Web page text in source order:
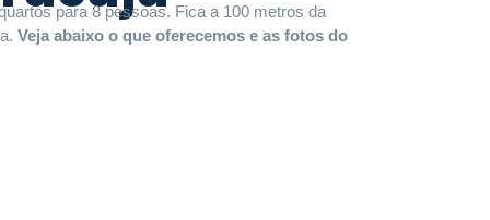
para 8 pessoas. Fica a 100 metros da
Veja abaixo o que oferecemos e as fotos do